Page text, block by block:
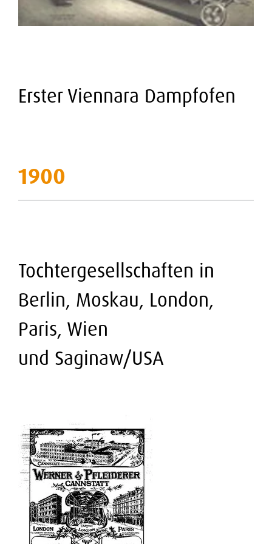
Erster Viennara Dampfofen
1900
Tochtergesellschaften in
Berlin, Moskau, London,
Paris, Wien
und Saginaw/USA